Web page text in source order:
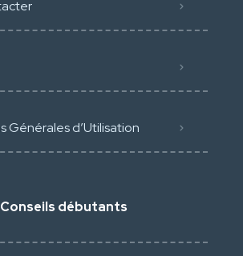
Générales d’Utilisation
Conseils débutants